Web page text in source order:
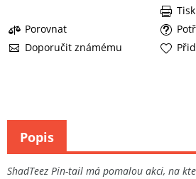
Porovnat
Doporučit známému
ShadTeez Pin-tail má pomalou akci, na
Popis